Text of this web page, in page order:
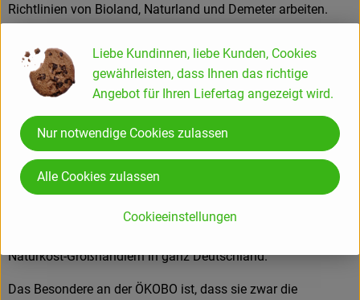
Richtlinien von Bioland, Naturland und Demeter arbeiten.
Lagerkapazitäten, so dass 90% der Ware in kontrollierter
Atmosphäre aufbewahrt werden können und bis weit ins
neue Jahr verfügbar sind. Auch Sortier- und Packanlagen
sind auf den jeweiligen Höfen vorhanden – so können
individuelle Wünsche optimal erfüllt werden. Die dezentrale
Struktur garantiert zudem kurze Wege vom Produzenten zum
Kunden.
Der Versand der Ware erfolgt palettenweise: Speditionen
Naturkost-Großhändlern in ganz Deutschland.
Das Besondere an der ÖKOBO ist, dass sie zwar die
Liebe Kundinnen, liebe Kunden, Cookies
gewährleisten, dass Ihnen das richtige
Angebot für Ihren Liefertag angezeigt wird.
Cookieeinstellungen
Nur notwendige Cookies zulassen
Alle Cookies zulassen